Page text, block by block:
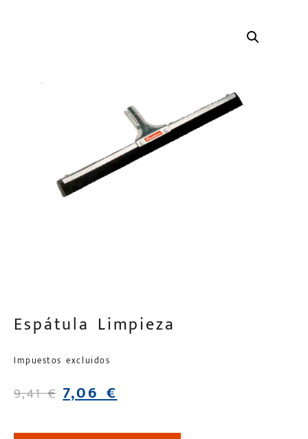
Espátula Limpieza
Impuestos excluidos
9,41€ 7,06€